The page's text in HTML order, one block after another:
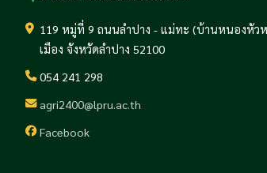
119 หมู่ที่ 9 ถนนลำปาง - แม่ทะ (บ้านหนองหัว
เมือง จังหวัดลำปาง 52100
054 241 298
agri2400@lpru.ac.th
Facebook